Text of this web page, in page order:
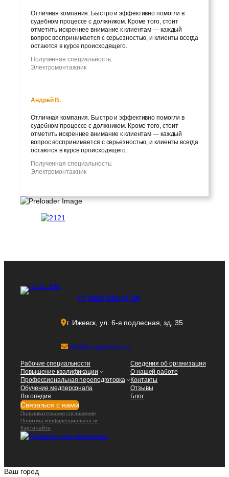
Отличная компания. Быстро и эффективно помогли в
судебном процессе с должником. Кроме того, стоит
отметить искреннее внимание к клиентам — каждый
вопрос воспринимается с серьезностью, и клиенты всегда
остаются в курсе происходящего.
Полученная специальность:
Электромонтажник
Андрей В.
Отличная компания. Быстро и эффективно помогли в
судебном процессе с должником. Кроме того, стоит
отметить искреннее внимание к клиентам — каждый
вопрос воспринимается с серьезностью, и клиенты всегда
остаются в курсе происходящего.
Полученная специальность:
Электромонтажник
+7 (922) 528-07-56
г. Ижевск, ул. 6-я подлесная, зд. 35
info@uc-genezis.ru
Рабочие специальности
Повышение квалификации
Профессиональная переподготовка
Обучение медперсонала
Логопедия
Сведения об организации
О нашей работе
Контакты
Отзывы
Блог
Связаться с нами
Пользовательское соглашение
Политика конфиденциальности
Карта сайта
Ваш город